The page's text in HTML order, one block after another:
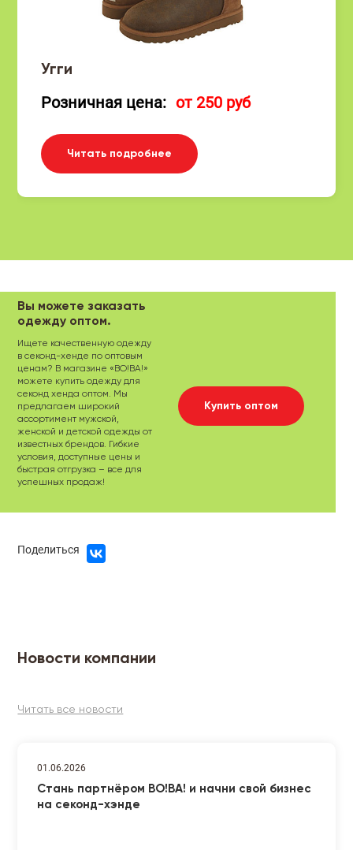
Угги
Розничная цена: от 250 руб
Читать подробнее
Вы можете заказать
одежду оптом.
Ищете качественную одежду
в секонд-хенде по оптовым
ценам? В магазине «ВО!ВА!»
можете купить одежду для
секонд хенда оптом. Мы
предлагаем широкий
ассортимент мужской,
женской и детской одежды от
известных брендов. Гибкие
условия, доступные цены и
быстрая отгрузка – все для
успешных продаж!
Купить оптом
Поделиться
Новости компании
Читать все новости
01.06.2026
Стань партнёром ВО!ВА! и начни свой бизнес
на секонд-хэнде